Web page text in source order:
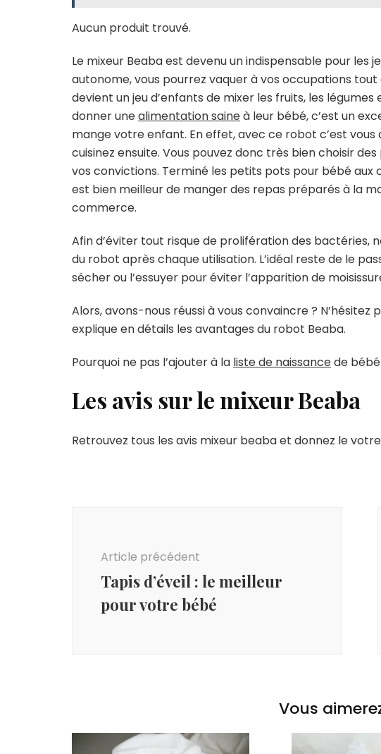
Aucun produit trouvé.
Le mixeur Beaba est devenu un indispensable pour les
autonome, vous pourrez vaquer à vos occupations
devient un jeu d’enfants de mixer les fruits, les
donner unealimentation saineà leur bébé, c’est un
mange votre enfant. En effet, avec ce robot c’est
cuisinez ensuite. Vous pouvez donc très bien choisir
vos convictions. Terminé les petits pots pour bébé aux
est bien meilleur de manger des repas préparés à la
commerce.
Afin d’éviter tout risque de prolifération des bactéries,
du robot après chaque utilisation. L’idéal reste de le
sécher ou l’essuyer pour éviter l’apparition de
Alors, avons-nous réussi à vous convaincre ? N’hésitez
explique en détails les avantages du robot Beaba.
Pourquoi ne pas l’ajouter à la liste de naissancede
Les avis sur le mixeur Beaba
Retrouvez tous les avis mixeur beaba et donnez le
Article précédent
Tapis d’éveil : le meilleur
pour votre bébé
Vous